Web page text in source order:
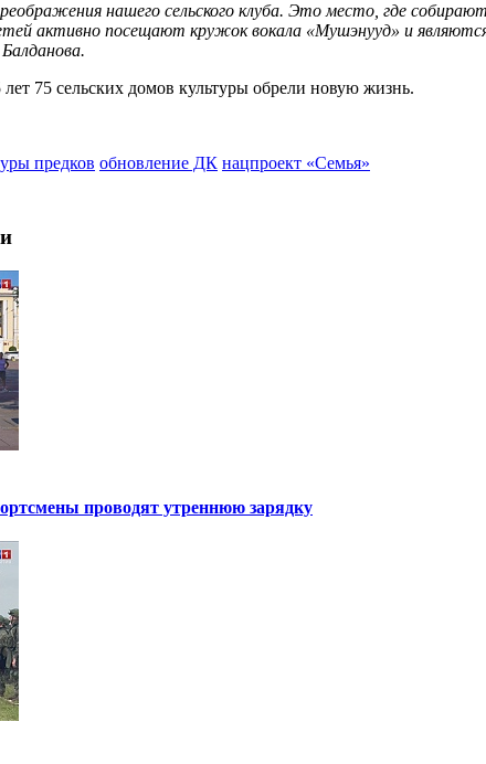
нашего сельского клуба. Это место, где
активно посещают кружок вокала «Мушэнууд» и
75 сельских домов культуры обрели новую жизнь.
предков обновление ДК нацпроект «Семья»
проводят утреннюю зарядку